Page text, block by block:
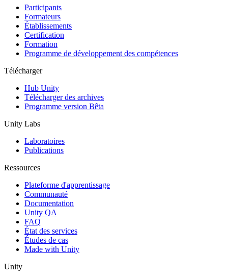
Participants
Formateurs
Établissements
Certification
Formation
Programme de développement des compétences
Télécharger
Hub Unity
Télécharger des archives
Programme version Bêta
Unity Labs
Laboratoires
Publications
Ressources
Plateforme d'apprentissage
Communauté
Documentation
Unity QA
FAQ
État des services
Études de cas
Made with Unity
Unity